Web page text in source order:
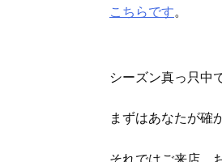
こちらです。
シーズン真っ只中
まずはあなたが確